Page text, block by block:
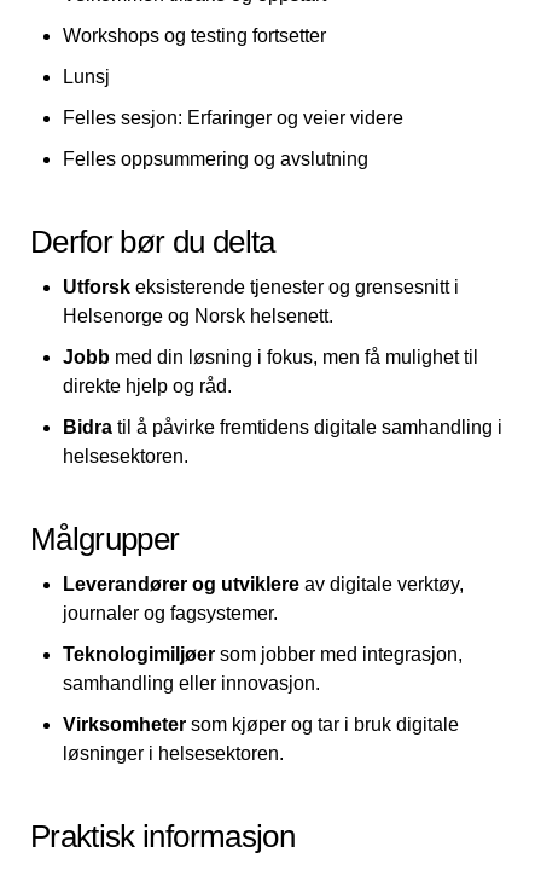
Workshops og testing fortsetter
Lunsj
Felles sesjon: Erfaringer og veier videre
Felles oppsummering og avslutning
Derfor bør du delta
Utforsk eksisterende tjenester og grensesnitt i
Helsenorge og Norsk helsenett.
Jobb med din løsning i fokus, men få mulighet til
direkte hjelp og råd.
Bidra til å påvirke fremtidens digitale samhandling i
helsesektoren.
Målgrupper
Leverandører og utviklere av digitale verktøy,
journaler og fagsystemer.
Teknologimiljøer som jobber med integrasjon,
samhandling eller innovasjon.
Virksomheter som kjøper og tar i bruk digitale
løsninger i helsesektoren.
Praktisk informasjon